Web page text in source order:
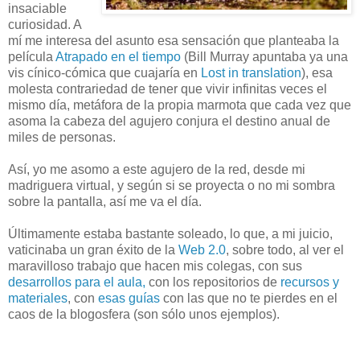
insaciable
curiosidad. A
mí me interesa del asunto esa sensación que planteaba la
película Atrapado en el tiempo (Bill Murray apuntaba ya una
vis cínico-cómica que cuajaría en Lost in translation), esa
molesta contrariedad de tener que vivir infinitas veces el
mismo día, metáfora de la propia marmota que cada vez que
asoma la cabeza del agujero conjura el destino anual de
miles de personas.
Así, yo me asomo a este agujero de la red, desde mi
madriguera virtual, y según si se proyecta o no mi sombra
sobre la pantalla, así me va el día.
Últimamente estaba bastante soleado, lo que, a mi juicio,
vaticinaba un gran éxito de la Web 2.0, sobre todo, al ver el
maravilloso trabajo que hacen mis colegas, con sus
desarrollos para el aula, con los repositorios de recursos y
materiales, con esas guías con las que no te pierdes en el
caos de la blogosfera (son sólo unos ejemplos).